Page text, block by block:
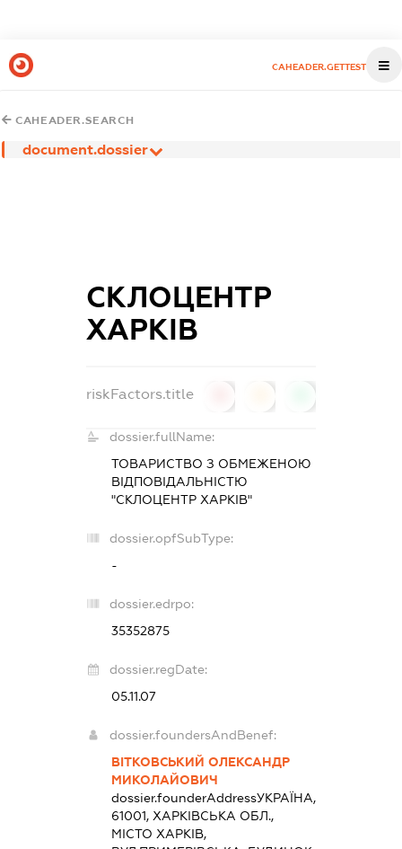
CAHEADER.GETTEST
CAHEADER.SEARCH
document.dossier
СКЛОЦЕНТР
ХАРКІВ
riskFactors.title
dossier.fullName:
ТОВАРИСТВО З ОБМЕЖЕНОЮ
ВІДПОВІДАЛЬНІСТЮ
"СКЛОЦЕНТР ХАРКІВ"
dossier.opfSubType:
-
dossier.edrpo:
35352875
dossier.regDate:
05.11.07
dossier.foundersAndBenef:
ВІТКОВСЬКИЙ ОЛЕКСАНДР
МИКОЛАЙОВИЧ
dossier.founderAddressУКРАЇНА,
61001, ХАРКІВСЬКА ОБЛ.,
МІСТО ХАРКІВ,